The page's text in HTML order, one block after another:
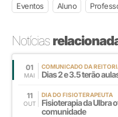
Eventos Aluno
Notícias
01
MAI
COMUNICADO DA
Dias 2 e 3.5 terão
11
OUT
DIA DO FISIOTERAPEUTA
Fisioterapia da Ulbra
comunidade